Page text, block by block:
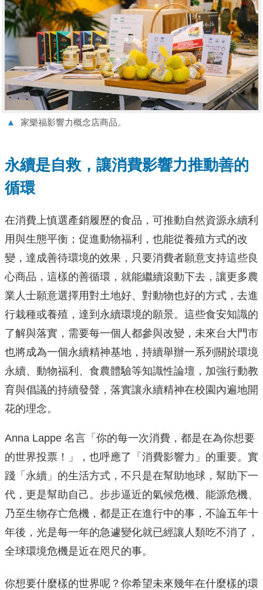
▲ 家樂福影響力概念店商品。
永續是自救，讓消費影響力推動善的
循環
在消費上慎選產銷履歷的食品，可推動自然資源永續利
用與生態平衡；促進動物福利，也能從養殖方式的改
變，達成善待環境的效果，只要消費者願意支持這些良
心商品，這樣的善循環，就能繼續滾動下去，讓更多農
業人士願意選擇用對土地好、對動物也好的方式，去進
行栽種或養殖，達到永續環境的願景。這些食安知識的
了解與落實，需要每一個人都參與改變，未來台大門市
也將成為一個永續精神基地，持續舉辦一系列關於環境
永續、動物福利、食農體驗等知識性論壇，加強行動教
育與倡議的持續發聲，落實讓永續精神在校園內遍地開
花的理念。
Anna Lappe 名言「你的每一次消費，都是在為你想要
的世界投票！」，也呼應了「消費影響力」的重要。實
踐「永續」的生活方式，不只是在幫助地球，幫助下一
代，更是幫助自己。步步逼近的氣候危機、能源危機、
乃至生物存亡危機，都是正在進行中的事，不論五年十
年後，光是每一年的急遽變化就已經讓人類吃不消了，
全球環境危機是近在咫尺的事。
你想要什麼樣的世界呢？你希望未來幾年在什麼樣的環